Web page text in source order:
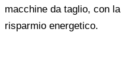
macchine da taglio, con
risparmio energetico.